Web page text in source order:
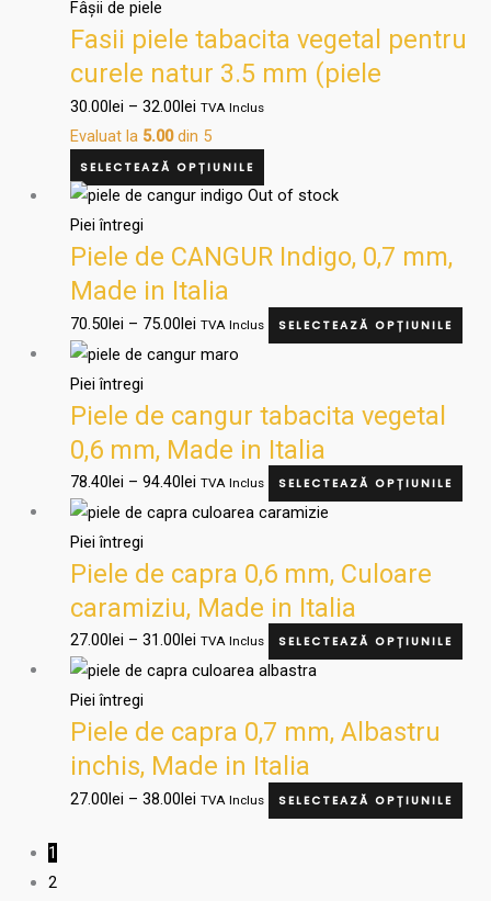
Fâșii de piele
Fasii piele tabacita vegetal pentru
curele natur 3.5 mm (piele
import)
30.00lei – 32.00lei
prețuri:
30.00lei
32.00lei
TVA Inclus
Evaluat la 5.00din 5
SELECTEAZĂ OPȚIUNILE
are
mai
Opțiunile
pot
alese
produsului.
Out of stock
Piei întregi
Piele de CANGUR Indigo, 0,7 mm,
Made in Italia
70.50lei – 75.00lei
Interval
prețuri:
70.50lei
până
TVA Inclus SELECTEAZĂ OPȚIUNILE
Piei întregi
Piele de cangur tabacita vegetal
0,6 mm, Made in Italia
78.40lei – 94.40lei
Interval
prețuri:
78.40lei
până
TVA Inclus SELECTEAZĂ OPȚIUNILE
Piei întregi
Piele de capra 0,6 mm, Culoare
caramiziu, Made in Italia
27.00 lei – 31.00 lei
Interval
prețuri:
27.00lei
până
TVA Inclus SELECTEAZĂ OPȚIUNILE
Piei întregi
Piele de capra 0,7 mm, Albastru
inchis, Made in Italia
27.00lei – 38.00lei
Interval
prețuri:
27.00lei
TVA Inclus SELECTEAZĂ OPȚIUNILE
1
2